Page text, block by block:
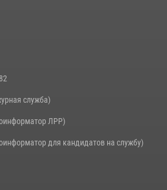
служба)
ЛРР)
для кандидатов на службу)